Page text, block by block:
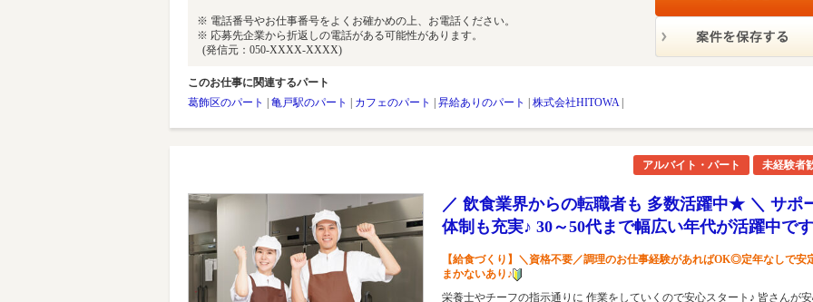
※ 電話番号やお仕事番号をよくお確かめの上、お電話ください。
※ 応募先企業から折返しの電話がある可能性があります。
(発信元：050-XXXX-XXXX)
このお仕事に関連するパート
葛飾区のパート
亀戸駅のパート カフェのパート 昇給ありのパート 株式会社HITOWA|
アルバイト・パート 未経験者
／ 飲食業界からの転職者も 多数活躍中★ ＼ サポ
体制も充実♪ 30～50代まで幅広い年代が活躍中で
【給食づくり】＼資格不要／調理のお仕事経験があればOK◎定年なしで安
まかないあり♪
栄養士やチーフの指示通りに 作業をしていくので安心スタート♪ 皆さんが安